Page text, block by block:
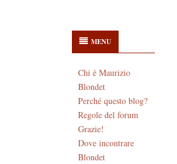
MENU
Chi è Maurizio
Blondet
Perché questo blog?
Regole del forum
Grazie!
Dove incontrare
Blondet